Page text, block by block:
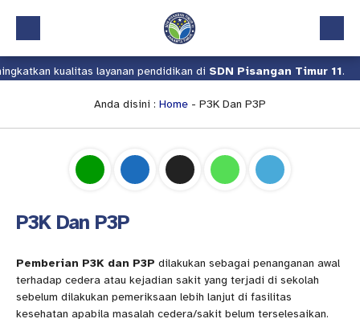
Beranda
Kalender Akademik
Download
UKS
Lapor
kualitas layanan pendidikan diSDN Pisangan Timur 11 .
Anda disini : Home - P3K Dan P3P
P3K Dan P3P
Pemberian P3K dan P3P dilakukan sebagai penanganan awal
terhadap cedera atau kejadian sakit yang terjadi di sekolah
sebelum dilakukan pemeriksaan lebih lanjut di fasilitas
kesehatan apabila masalah cedera/sakit belum terselesaikan.